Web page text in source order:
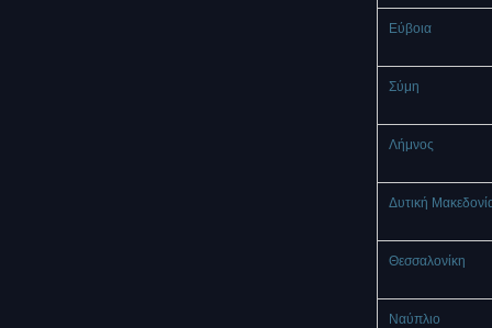
Εύβοια
Σύμη
Λήμνος
Δυτική
Θεσσαλονίκη
Ναύπλιο